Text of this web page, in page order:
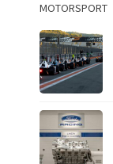
MOTORSPORT